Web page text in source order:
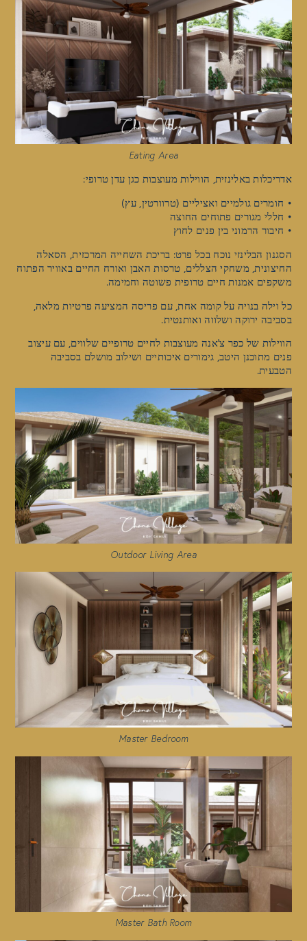
Eating Area
אדריכלות באלינזית, הווילות מעוצבות כגן עדן טרופי:
• חומרים גולמיים ואציליים (טרוורטין, עץ)
• חללי מגורים פתוחים החוצה
• חיבור הרמוני בין פנים לחוץ
הסגנון הבלינזי נוכח בכל פרט: בריכת השחייה המרכזית, הסאלה
החיצונית, משחקי הצללים, טרסות האבן ואורח החיים באוויר הפתוח
משקפים אמנות חיים טרופית פשוטה וחמימה.
כל וילה בנויה על קומה אחת, עם פריסה המציעה פרטיות מלאה,
בסביבה ירוקה ושלווה ואותנטית.
הווילות של כפר צ'אנה מעוצבות לחיים טרופיים שלווים, עם עיצוב
פנים מתוכנן היטב, גימורים איכותיים ושילוב מושלם בסביבה
הטבעית.
Outdoor Living Area
Master Bedroom
Master Bath Room